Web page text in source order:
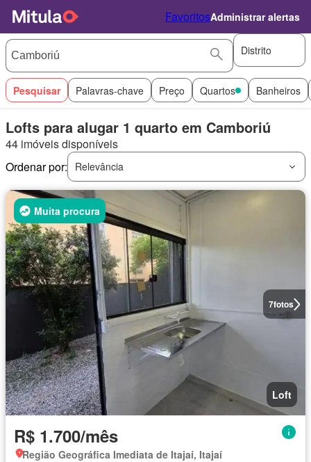
FavoritosAdministrar alertas
Distrito
Pesquisar Palavras-chave Preço Quartos Banheiros
Lofts para alugar 1 quarto em Camboriú
44 imóveis disponíveis
Ordenar por:
Relevância
7fotos
Muita procura
Loft
R$ 1.700/mês
Região Geográfica Imediata de Itajaí, Itajaí